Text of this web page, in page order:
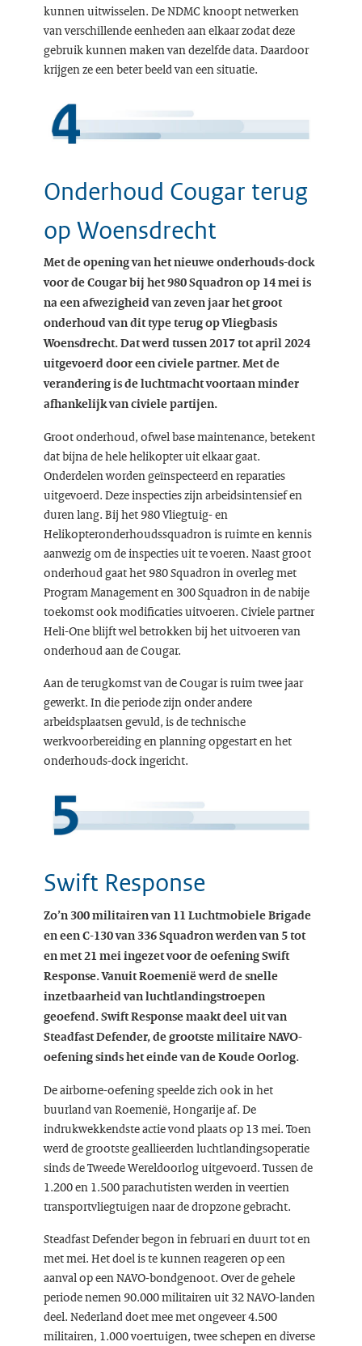
kunnen uitwisselen. De NDMC knoopt netwerken
van verschillende eenheden aan elkaar zodat deze
gebruik kunnen maken van dezelfde data. Daardoor
krijgen ze een beter beeld van een situatie.
Onderhoud Cougar terug
op Woensdrecht
Met de opening van het nieuwe onderhouds-dock
voor de Cougar bij het 980 Squadron op 14 mei is
na een afwezigheid van zeven jaar het groot
onderhoud van dit type terug op Vliegbasis
Woensdrecht. Dat werd tussen 2017 tot april 2024
uitgevoerd door een civiele partner. Met de
verandering is de luchtmacht voortaan minder
afhankelijk van civiele partijen.
Groot onderhoud, ofwel base maintenance, betekent
dat bijna de hele helikopter uit elkaar gaat.
Onderdelen worden geïnspecteerd en reparaties
uitgevoerd. Deze inspecties zijn arbeidsintensief en
duren lang. Bij het 980 Vliegtuig- en
Helikopteronderhoudssquadron is ruimte en kennis
aanwezig om de inspecties uit te voeren. Naast groot
onderhoud gaat het 980 Squadron in overleg met
Program Management en 300 Squadron in de nabije
toekomst ook modificaties uitvoeren. Civiele partner
Heli-One blijft wel betrokken bij het uitvoeren van
onderhoud aan de Cougar.
Aan de terugkomst van de Cougar is ruim twee jaar
gewerkt. In die periode zijn onder andere
arbeidsplaatsen gevuld, is de technische
werkvoorbereiding en planning opgestart en het
onderhouds-dock ingericht.
Swift Response
Zo’n 300 militairen van 11 Luchtmobiele Brigade
en een C-130 van 336 Squadron werden van 5 tot
en met 21 mei ingezet voor de oefening Swift
Response. Vanuit Roemenië werd de snelle
inzetbaarheid van luchtlandingstroepen
geoefend. Swift Response maakt deel uit van
Steadfast Defender, de grootste militaire NAVO-
oefening sinds het einde van de Koude Oorlog.
De airborne-oefening speelde zich ook in het
buurland van Roemenië, Hongarije af. De
indrukwekkendste actie vond plaats op 13 mei. Toen
werd de grootste geallieerden luchtlandingsoperatie
sinds de Tweede Wereldoorlog uitgevoerd. Tussen de
1.200 en 1.500 parachutisten werden in veertien
transportvliegtuigen naar de dropzone gebracht.
Steadfast Defender begon in februari en duurt tot en
met mei. Het doel is te kunnen reageren op een
aanval op een NAVO-bondgenoot. Over de gehele
periode nemen 90.000 militairen uit 32 NAVO-landen
deel. Nederland doet mee met ongeveer 4.500
militairen, 1.000 voertuigen, twee schepen en diverse